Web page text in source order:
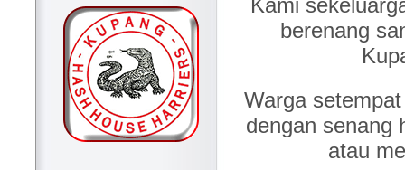
berenang
Warga
dengan senang
atau